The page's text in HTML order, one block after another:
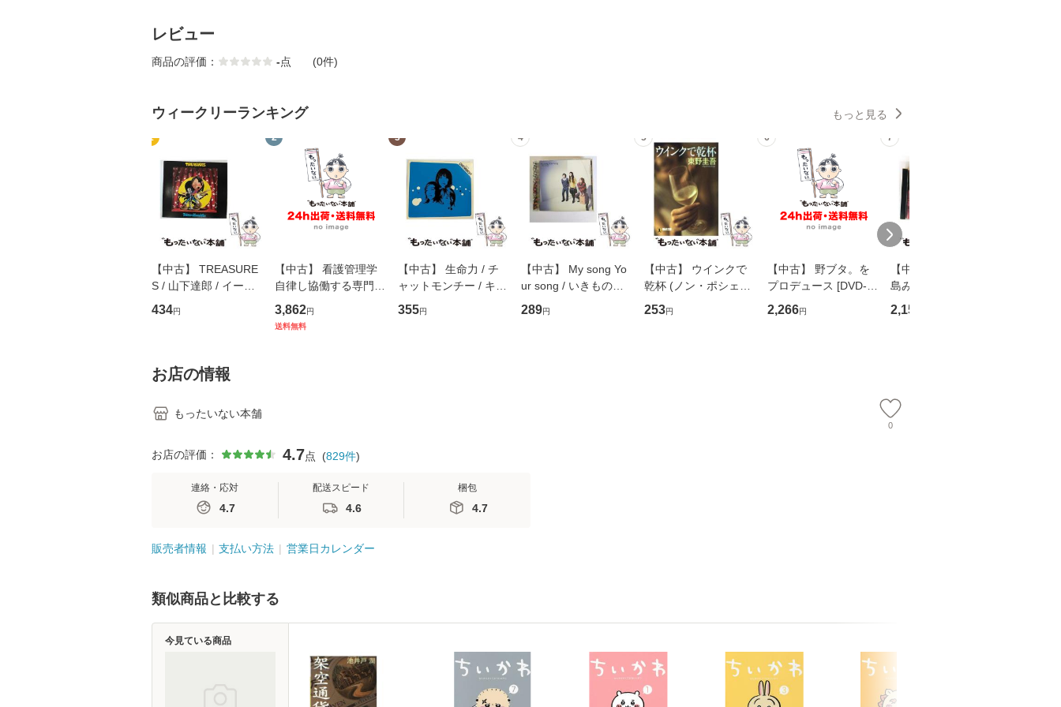
レビュー
商品の評価： -点 (0件)
ウィークリーランキング もっと見る
1
【中古】 TREASURE
S / 山下達郎 / イース
トウエスト・ジャパン
[CD]【メール便送料無
434円
2
【中古】 看護管理学
自律し協働する専門職
の看護マネジメントス
キル 改訂第3版 (看護
3,862円
送料無料
3
【中古】 生命力 / チ
ャットモンチー / キュ
ーンレコード [CD]
【メール便送料無料】
355円
4
【中古】 My song Yo
ur song / いきものが
かり / [CD]【メール便
送料無料】
289円
5
【中古】 ウインクで
乾杯 (ノン・ポシェッ
ト) / 東野圭吾 / 祥伝
社 [文庫]【メール便送
253円
6
【中古】 野ブタ。を
プロデュース [DVD-B
OX] / バップ [DVD]
【メール便送料無料】
2,266円
7
【中古】 寒水魚 / 中
島みゆき / [CD]【メー
ル便送料無料】
2,150
お店の情報
もったいない本舗
0
お店の評価： 4.7点 (829件)
連絡・応対
4.7
配送スピード
4.6
梱包
4.7
販売者情報 支払い方法 営業日カレンダー
類似商品と比較する
今見ている商品